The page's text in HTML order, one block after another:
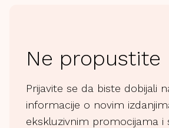
Ne propustite
Prijavite se da biste dobijali
informacije o novim
ekskluzivnim promocijama i